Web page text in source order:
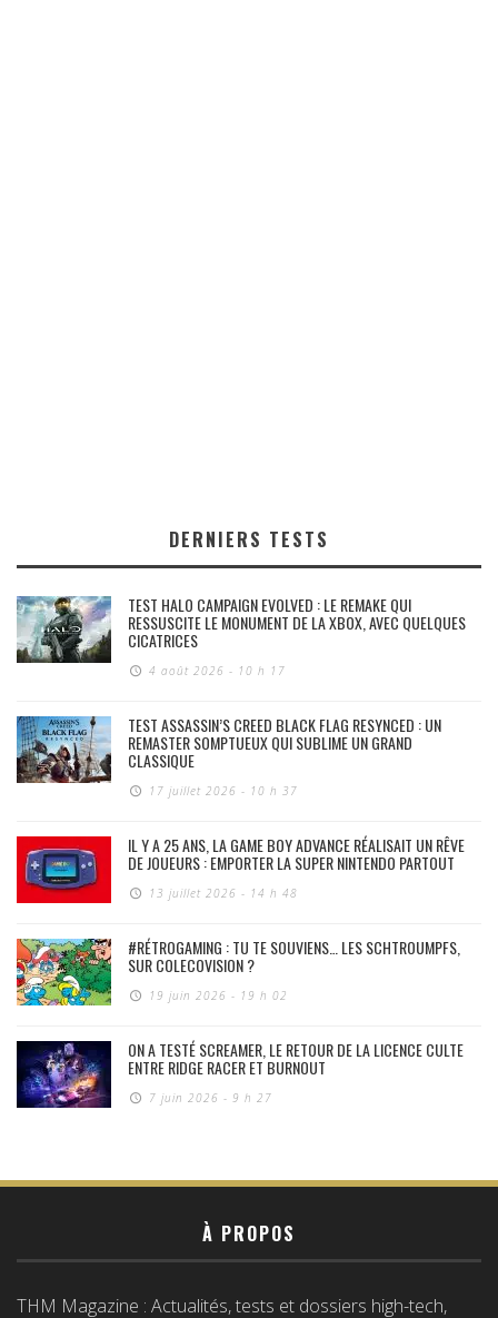
DERNIERS TESTS
TEST HALO CAMPAIGN EVOLVED : LE REMAKE QUI
RESSUSCITE LE MONUMENT DE LA XBOX, AVEC QUELQUES
CICATRICES
4 août 2026 - 10 h 17
TEST ASSASSIN’S CREED BLACK FLAG RESYNCED : UN
REMASTER SOMPTUEUX QUI SUBLIME UN GRAND
CLASSIQUE
17 juillet 2026 - 10 h 37
IL Y A 25 ANS, LA GAME BOY ADVANCE RÉALISAIT UN RÊVE
DE JOUEURS : EMPORTER LA SUPER NINTENDO PARTOUT
13 juillet 2026 - 14 h 48
#RÉTROGAMING : TU TE SOUVIENS… LES SCHTROUMPFS,
SUR COLECOVISION ?
19 juin 2026 - 19 h 02
ON A TESTÉ SCREAMER, LE RETOUR DE LA LICENCE CULTE
ENTRE RIDGE RACER ET BURNOUT
7 juin 2026 - 9 h 27
À PROPOS
THM Magazine : Actualités, tests et dossiers high-tech,